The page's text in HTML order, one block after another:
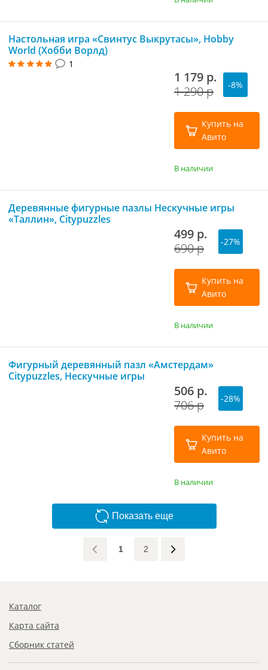
Настольная игра «Свинтус Выкрутасы», Hobby
World (Хобби Ворлд)
1
1 179 р.
1 290 р
-8%
Купить на
Авито
В наличии
Деревянные фигурные пазлы Нескучные игры
«Таллин», Citypuzzles
499 р.
690 р
-27%
Купить на
Авито
В наличии
Фигурный деревянный пазл «Амстердам»
Citypuzzles, Нескучные игры
506 р.
706 р
-28%
Купить на
Авито
В наличии
Показать еще
1 2
Каталог
Карта сайта
Сборник статей